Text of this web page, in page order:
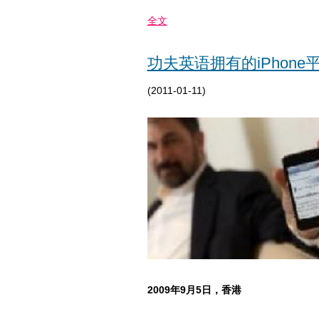
全文
功夫英语拥有的iPhone
(2011-01-11)
2009年9月5日，香港